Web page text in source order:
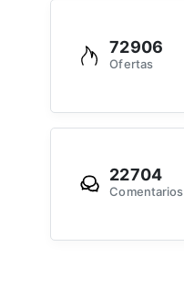
72906
Ofertas
22704
Comentarios